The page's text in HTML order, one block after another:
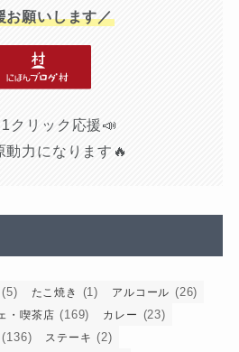
お願いします／
クリック応援📣
動力になります🔥
(5) たこ焼き (1) アルコール (26)
・喫茶店 (169) カレー (23)
(136) ステーキ (2)